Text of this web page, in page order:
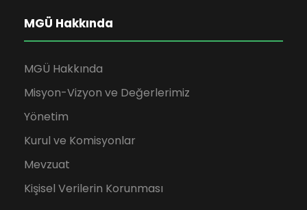
MGÜ Hakkında
MGÜ Hakkında
Misyon-Vizyon ve Değerlerimiz
Yönetim
Kurul ve Komisyonlar
Mevzuat
Kişisel Verilerin Korunması